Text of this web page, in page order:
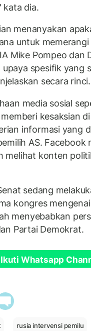
kata dia.
menanyakan
untuk
Mike Pompeo dan
spesifik yang
secara rinci.
media sosial
kesaksian
informasi yang
AS. Facebook
melihat konten
sedang
kongres
menyebabkan
Partai Demokrat.
Ikuti Whatsapp
rusia intervensi pemilu